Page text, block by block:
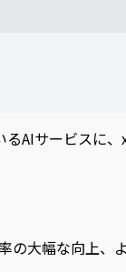
AIサービスに
大幅な向上